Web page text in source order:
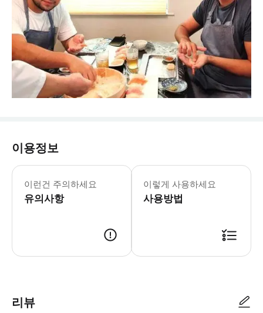
이용정보
이런건 주의하세요
유의사항
이렇게 사용하세요
사용방법
리뷰